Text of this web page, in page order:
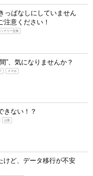
っぱなしにしていません
注意ください！
ッテリー交換
”、気になりませんか？
スマホ
きない！？
山形
けど、データ移行が不安